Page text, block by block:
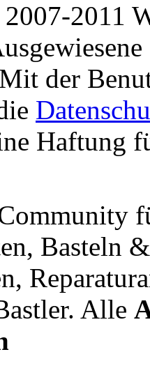
2011
der
Haftung
Basteln
Alle